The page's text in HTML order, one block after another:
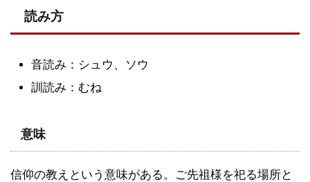
読み方
音読み：シュウ、ソウ
訓読み：むね
意味
信仰の教えという意味がある。ご先祖様を祀る場所と